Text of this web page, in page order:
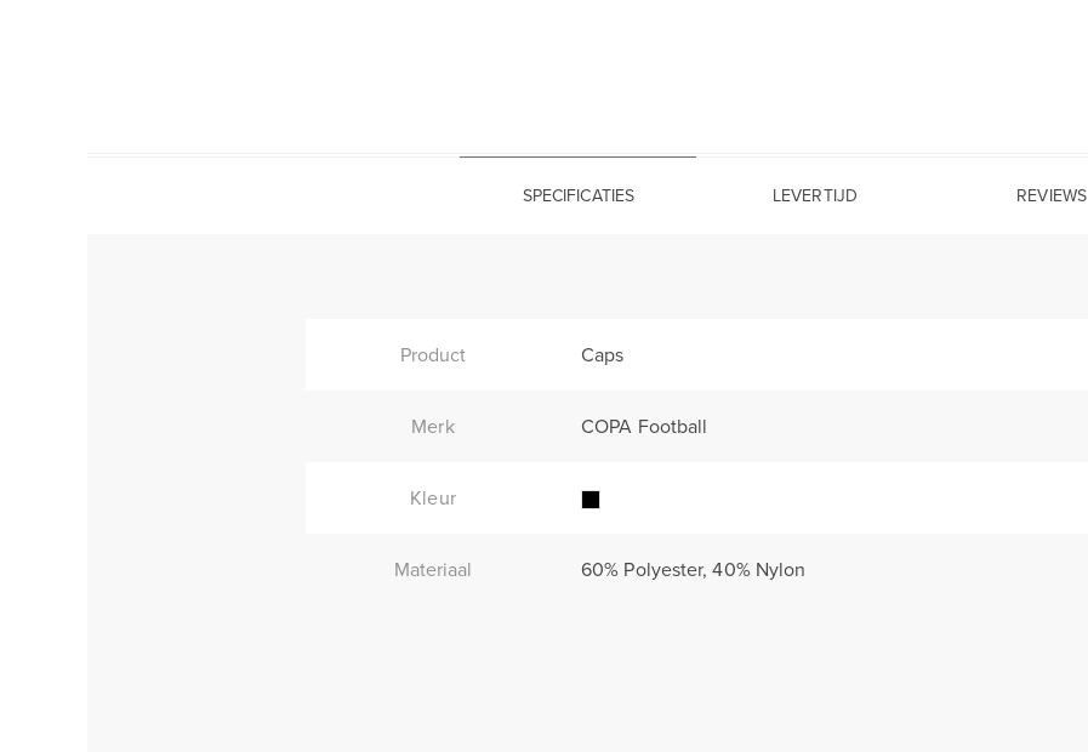
SPECIFICATIES LEVERTIJD REVIEWS
Product Caps
Merk COPA Football
Kleur
Materiaal 60% Polyester, 40% Nylon